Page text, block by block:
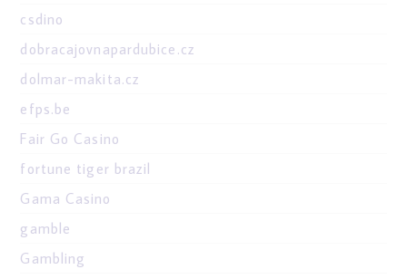
csdino
dobracajovnapardubice.cz
dolmar-makita.cz
efps.be
Fair Go Casino
fortune tiger brazil
Gama Casino
gamble
Gambling